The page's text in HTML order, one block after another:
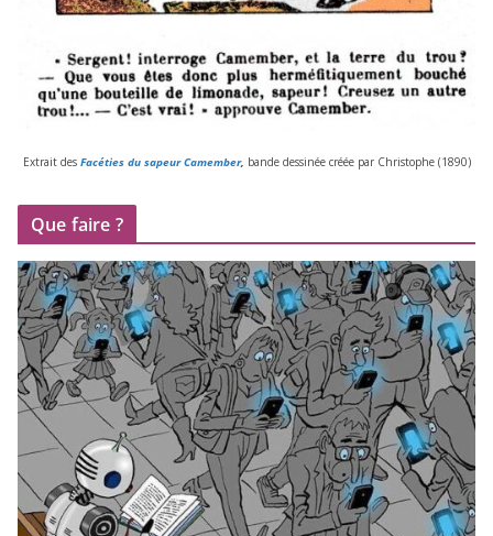
Extrait desFacéties du sapeur Camember, bande des­si­née créée par Christophe (1890)
Que faire ?